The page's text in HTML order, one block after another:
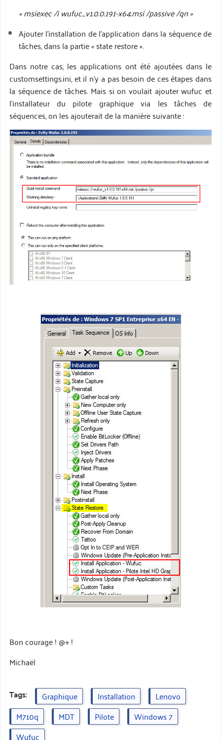
« msiexec /i wufuc_v1.0.0.191-x64.msi /passive /qn »
Ajouter l’installation de l’application dans la séquence de
tâches, dans la partie « state restore ».
Dans notre cas, les applications ont été ajoutées dans le
customsettings.ini, et il n’y a pas besoin de ces étapes dans
la séquence de tâches. Mais si on voulait ajouter wufuc et
l’installateur du pilote graphique via les tâches de
séquences, on les ajouterait de la manière suivante :
Bon courage ! @+ !
Michaël
Tags: Graphique Installation
Lenovo
M710q
MDT Pilote
Windows 7
Wufuc